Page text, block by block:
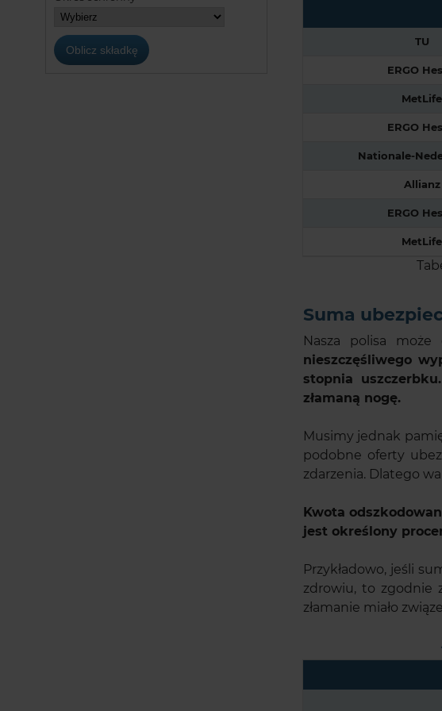
TU
ERGO
MetLife
ERGO
Nationale-
Allianz
ERGO
MetLife
Suma
Nasza polisa
nieszczęśliwego
stopnia
złamaną nogę.
Musimy jednak
podobne oferty
zdarzenia. Dlatego
Kwota
jest określony
Przykładowo, jeśli
zdrowiu, to zgodnie
złamanie miało